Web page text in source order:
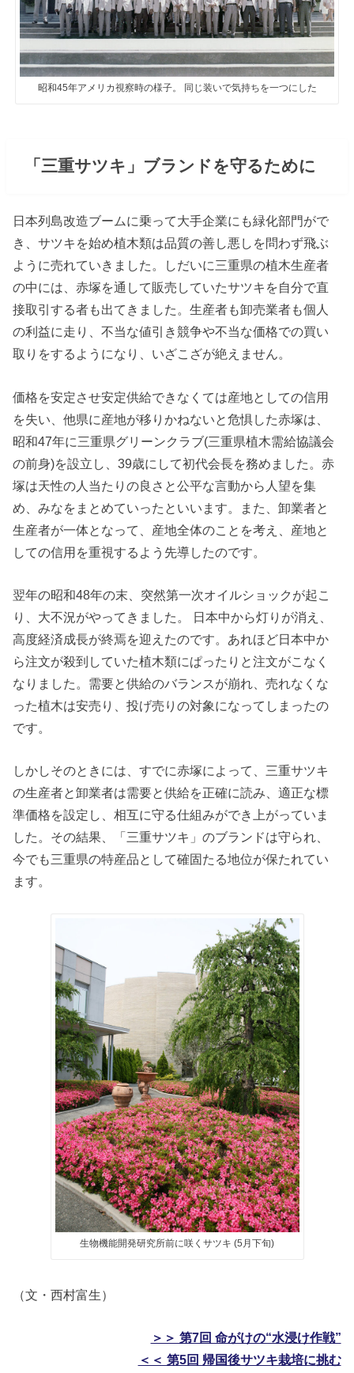
昭和45年アメリカ視察時の様子。 同じ装いで気持ちを一つにした
「三重サツキ」ブランドを守るために
日本列島改造ブームに乗って大手企業にも緑化部門がで
き、サツキを始め植木類は品質の善し悪しを問わず飛ぶ
ように売れていきました。しだいに三重県の植木生産者
の中には、赤塚を通して販売していたサツキを自分で直
接取引する者も出てきました。生産者も卸売業者も個人
の利益に走り、不当な値引き競争や不当な価格での買い
取りをするようになり、いざこざが絶えません。
価格を安定させ安定供給できなくては産地としての信用
を失い、他県に産地が移りかねないと危惧した赤塚は、
昭和47年に三重県グリーンクラブ(三重県植木需給協議会
の前身)を設立し、39歳にして初代会長を務めました。赤
塚は天性の人当たりの良さと公平な言動から人望を集
め、みなをまとめていったといいます。また、卸業者と
生産者が一体となって、産地全体のことを考え、産地と
しての信用を重視するよう先導したのです。
翌年の昭和48年の末、突然第一次オイルショックが起こ
り、大不況がやってきました。 日本中から灯りが消え、
高度経済成長が終焉を迎えたのです。あれほど日本中か
ら注文が殺到していた植木類にぱったりと注文がこなく
なりました。需要と供給のバランスが崩れ、売れなくな
った植木は安売り、投げ売りの対象になってしまったの
です。
しかしそのときには、すでに赤塚によって、三重サツキ
の生産者と卸業者は需要と供給を正確に読み、適正な標
準価格を設定し、相互に守る仕組みができ上がっていま
した。その結果、「三重サツキ」のブランドは守られ、
今でも三重県の特産品として確固たる地位が保たれてい
ます。
生物機能開発研究所前に咲くサツキ (5月下旬)
（文・西村富生）
＞＞ 第7回 命がけの“水浸け作戦”
＜＜ 第5回 帰国後サツキ栽培に挑む